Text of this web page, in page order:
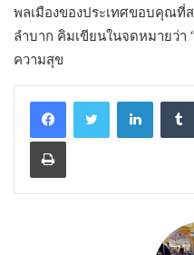
พลเมืองของประเทศขอบคุณที่
ลำบาก คิมเขียนในจดหมายว่า
ความสุข
Print